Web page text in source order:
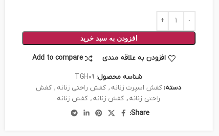
افزودن به سبد خرید
افزودن به علاقه مندی Add to compare
شناسه محصول: TGH09
دسته: کفش اسپرت زنانه , کفش راحتی زنانه , کفش
راحتی زنانه , کفش زنانه , کفش زنانه
Share: